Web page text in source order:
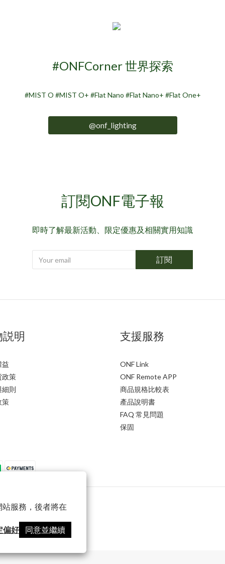
站服務，後者將在
偏好
同意並繼續
#ONFCorner 世界探索
#MIST O #MIST O+ #Flat Nano #Flat Nano+ #Flat One+
@onf_lighting
訂閱ONF電子報
即時了解最新活動、限定優惠及相關實用知識
訂閱
説明
益
政策
細則
策
支援服務
ONF Link
ONF Remote APP
商品規格比較表
產品說明書
FAQ 常見問題
保固